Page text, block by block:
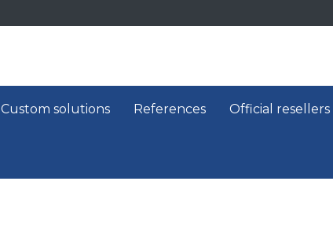
Custom solutions References Official resellers